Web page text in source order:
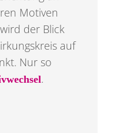
Motiven
der Blick
auf
Nur so
.